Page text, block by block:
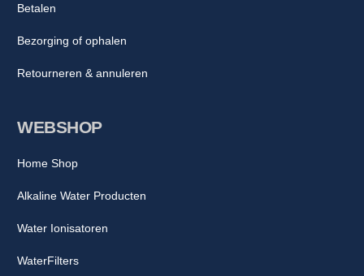
WEBSHOP
Home Shop
Alkaline Water Producten
Water Ionisatoren
WaterFilters
Betalen
Bezorging of ophalen
Retourneren & annuleren